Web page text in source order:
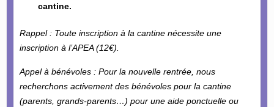
cantine.
Rappel: Toute inscription à la cantine nécessite une
inscription à l’APEA (12€).
Appel à bénévoles : Pour la nouvelle rentrée, nous
recherchons activement des bénévoles pour la cantine
(parents, grands-parents…) pour une aide ponctuelle ou